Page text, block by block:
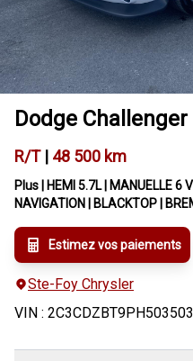
Dodge Challenger
R/T| 48 500 km
Plus | HEMI 5.7L | MANUELLE 6
NAVIGATION | BLACKTOP |
Estimez vos paiements
Ste-Foy Chrysler
VIN : 2C3CDZBT9PH503503